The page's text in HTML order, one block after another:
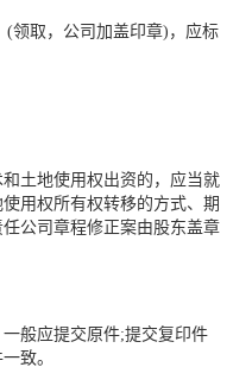
取，公司加盖印章)，应标
土地使用权出资的，应当就
用权所有权转移的方式、期
公司章程修正案由股东盖章
般应提交原件;提交复印件
致。